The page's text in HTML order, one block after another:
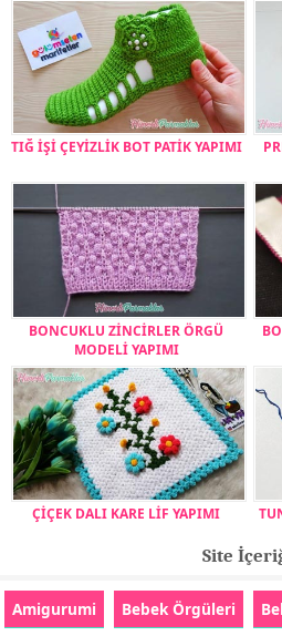
TIĞ İŞİ ÇEYİZLİK BOT PATİK YAPIMI
BONCUKLU ZİNCİRLER ÖRGÜ
MODELİ YAPIMI
ÇİÇEK DALI KARE LİF YAPIMI
Site
Amigurumi Bebek Örgüleri